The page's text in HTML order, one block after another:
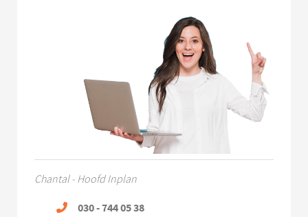
Chantal - Hoofd Inplan
030 - 744 05 38